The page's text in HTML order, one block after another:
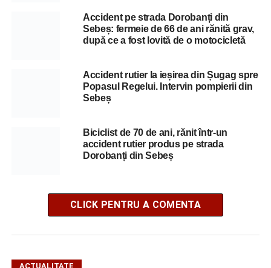
Accident pe strada Dorobanți din
Sebeș: fermeie de 66 de ani rănită grav,
după ce a fost lovită de o motocicletă
Accident rutier la ieșirea din Șugag spre
Popasul Regelui. Intervin pompierii din
Sebeș
Biciclist de 70 de ani, rănit într-un
accident rutier produs pe strada
Dorobanți din Sebeș
CLICK PENTRU A COMENTA
ACTUALITATE